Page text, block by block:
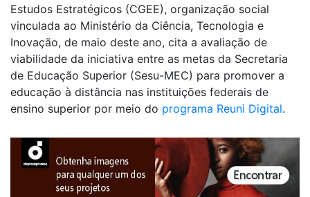
Estudos Estratégicos (CGEE), organização social
vinculada ao Ministério da Ciência, Tecnologia e
Inovação, de maio deste ano, cita a avaliação de
viabilidade da iniciativa entre as metas da Secretaria
de Educação Superior (Sesu-MEC) para promover a
educação à distância nas instituições federais de
ensino superior por meio do programa Reuni Digital.